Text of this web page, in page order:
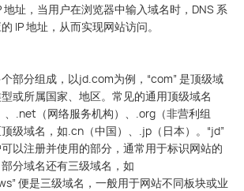
地址，当用户在浏览器中输入域名时，DNS 系
IP 地址，从而实现网站访问。
部分组成，以jd.com为例，“com” 是顶级域
或所属国家、地区。常见的通用顶级域名
.net（网络服务机构）、.org（非营利组
级域名，如.cn（中国）、.jp（日本）。“jd”
以注册并使用的部分，通常用于标识网站的
分域名还有三级域名，如
便是三级域名，一般用于网站不同板块或业